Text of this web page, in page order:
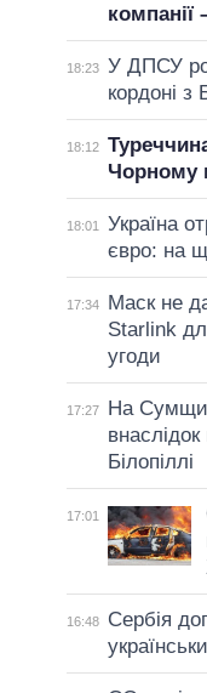
компанії
18:23 У ДПСУ
кордоні з
18:12
Чорному
18:01
Україна
євро: на
17:34
Маск не
Starlink
угоди
17:27
На
Білопіллі
17:01
16:48
Сербія